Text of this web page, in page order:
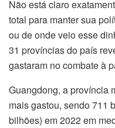
Não está claro
total para manter sua
ou de onde veio esse
31 províncias do país
gastaram no combate à
Guangdong, a província
mais gastou, sendo 711
bilhões) em 2022 em